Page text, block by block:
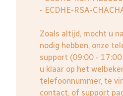
- ECDHE-RSA-
Zoals altijd, mocht u
nodig hebben, onze
support (09:00 -
u klaar op het
telefoonnummer, te
contact, of support